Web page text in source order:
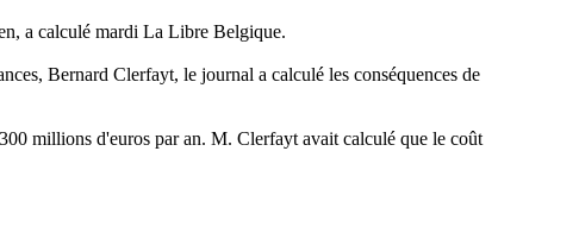
a calculé mardi La Libre Belgique.
Bernard Clerfayt, le journal a calculé les conséquences de
millions d'euros par an. M. Clerfayt avait calculé que le coût